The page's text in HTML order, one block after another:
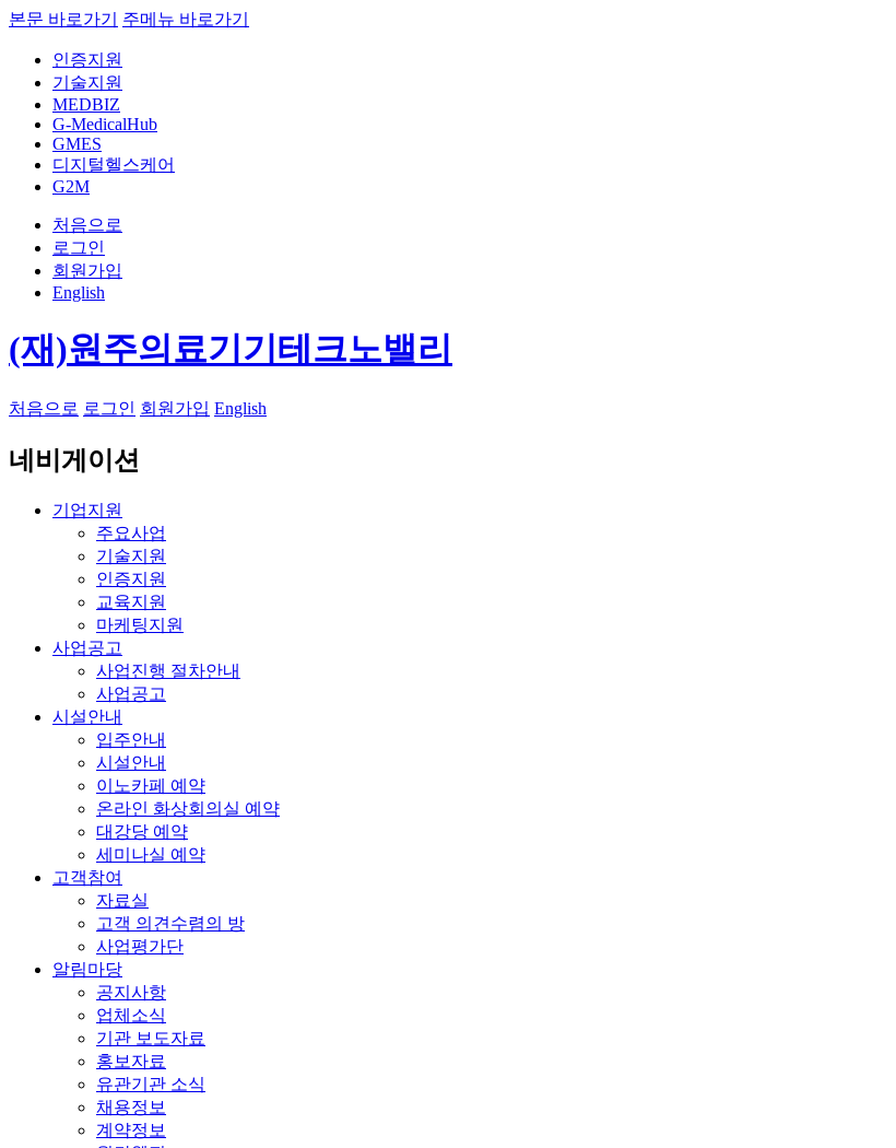
본문 바로가기 주메뉴 바로가기
인증지원
기술지원
MEDBIZ
G-MedicalHub
GMES
디지털헬스케어
G2M
처음으로
로그인
회원가입
English
(재)원주의료기기테크노밸리
처음으로 로그인 회원가입 English
네비게이션
기업지원
주요사업
기술지원
인증지원
교육지원
마케팅지원
사업공고
사업진행 절차안내
사업공고
시설안내
입주안내
시설안내
이노카페 예약
온라인 화상회의실 예약
대강당 예약
세미나실 예약
고객참여
자료실
고객 의견수렴의 방
사업평가단
알림마당
공지사항
업체소식
기관 보도자료
홍보자료
유관기관 소식
채용정보
계약정보